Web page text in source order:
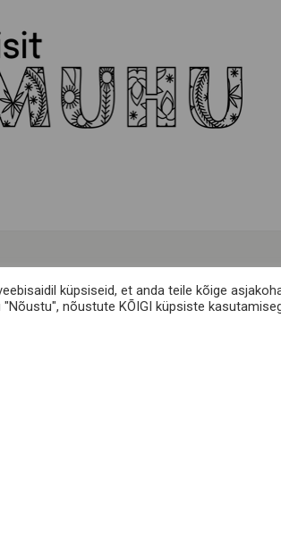
küpsiseid, et anda teile kõige
nõustute KÕIGI küpsiste